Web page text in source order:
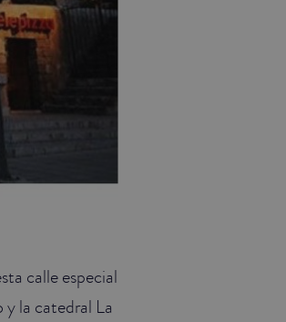
calle especial
la catedral La